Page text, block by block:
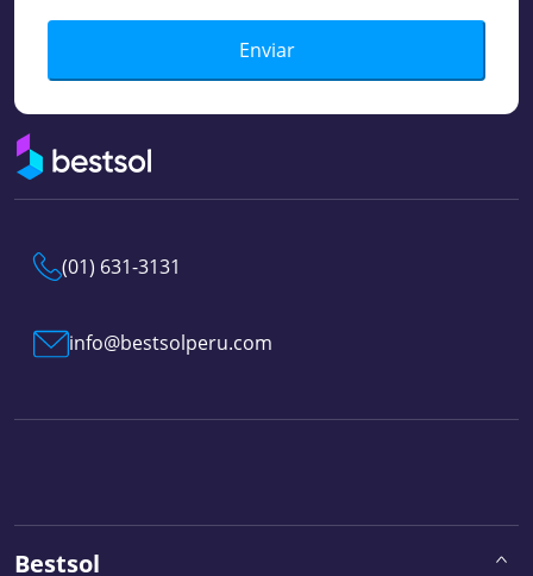
Enviar
(01) 631-3131
info@bestsolperu.com
Bestsol